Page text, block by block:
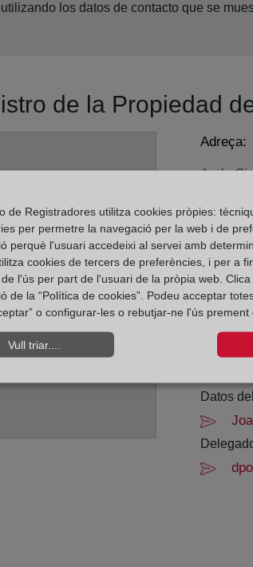
utilizando los datos de contacto que se
de la Propiedad
Adreça:
Horario:
De
Agosto:
Los
Datos
Datos
de Registradores utilitza cookies pròpies:
per permetre la navegació per la web i de
perquè l'usuari accedeixi al servei amb
cookies de tercers de preferències, i per a
l'ús per part de l'usuari de la pròpia web. Clica
de la “Política de cookies”. Podeu acceptar
o configurar-les o rebutjar-ne l'ús prement
Vull triar....